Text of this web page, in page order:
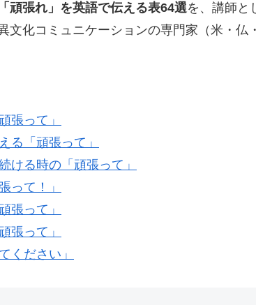
頑張れ」を英語で伝える表64選を、講師と
文化コミュニケーションの専門家（米・仏
張って」
る「頑張って」
ける時の「頑張って」
って！」
張って」
張って」
ください」